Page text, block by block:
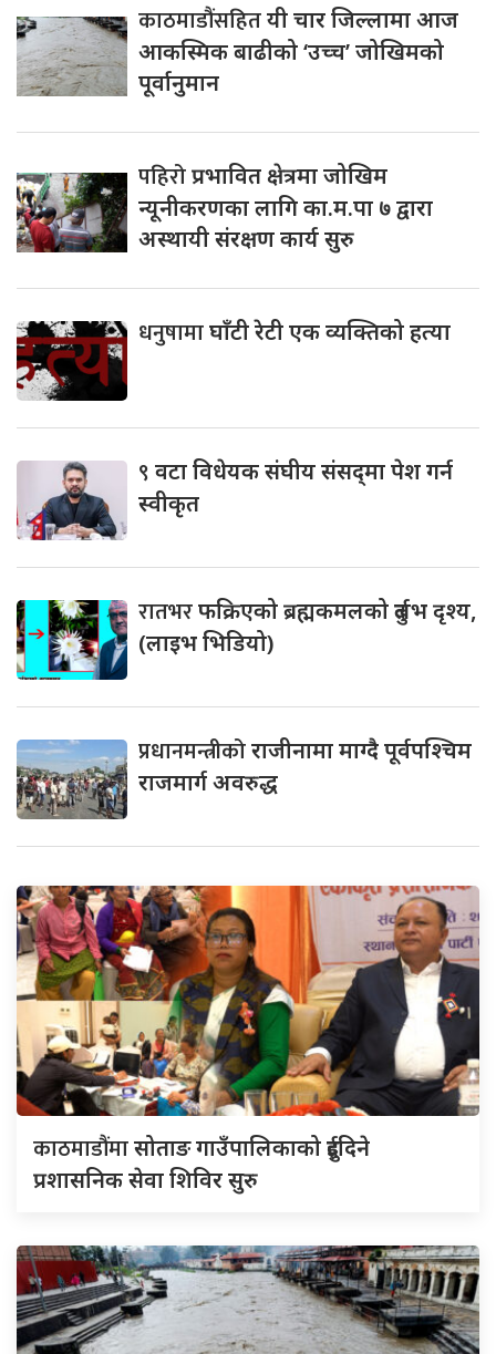
काठमाडौंसहितयी चार जिल्लामा आज
आकस्मिक बाढीको ‘उच्च’ जोखिमको
पूर्वानुमान
पहिरोप्रभावित क्षेत्रमा जोखिम
न्यूनीकरणका लागि का.म.पा ७ द्वारा
अस्थायी संरक्षण कार्य सुरु
धनुषामाघाँटी रेटी एक व्यक्तिको हत्या
९ वटा विधेयक संघीय संसद्‌मा पेश गर्न
स्वीकृत
रातभरफक्रिएको ब्रह्मकमलको दुर्लभ दृश्य,
(लाइभ भिडियो)
प्रधानमन्त्रीकोराजीनामा माग्दै पूर्वपश्चिम
राजमार्ग अवरुद्ध
काठमाडौंमासोताङ गाउँपालिकाको दुईदिने
प्रशासनिक सेवा शिविर सुरु